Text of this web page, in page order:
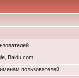
Baidu.com
,именам пользователей